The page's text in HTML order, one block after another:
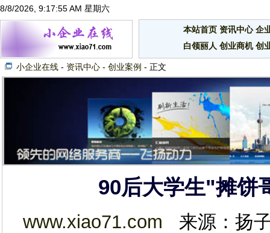
8/8/2026, 9:17:55 AM 星期六
本站首页 资讯中心 企
白领丽人 创业商机 创
小企业在线 - 资讯中心 - 创业案例 - 正文
90后大学生"摊饼
www.xiao71.com 来源：扬